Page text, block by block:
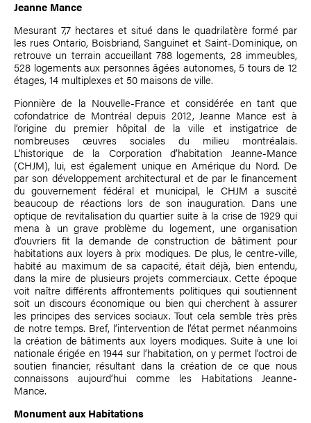
Jeanne Mance
Mesurant 7,7 hectares et situé dans le quadrilatère formé par
les rues Ontario, Boisbriand, Sanguinet et Saint-Dominique, on
retrouve un terrain accueillant 788 logements, 28 immeubles,
528 logements aux personnes âgées autonomes, 5 tours de 12
étages, 14 multiplexes et 50 maisons de ville.
Pionnière de la Nouvelle-France et considérée en tant que
cofondatrice de Montréal depuis 2012, Jeanne Mance est à
l’origine du premier hôpital de la ville et instigatrice de
nombreuses œuvres sociales du milieu montréalais.
L'historique de la Corporation d’habitation Jeanne-Mance
(CHJM), lui, est également unique en Amérique du Nord. De
par son développement architectural et de par le financement
du gouvernement fédéral et municipal, le CHJM a suscité
beaucoup de réactions lors de son inauguration. Dans une
optique de revitalisation du quartier suite à la crise de 1929 qui
mena à un grave problème du logement, une organisation
d’ouvriers fit la demande de construction de bâtiment pour
habitations aux loyers à prix modiques. De plus, le centre-ville,
habité au maximum de sa capacité, était déjà, bien entendu,
dans la mire de plusieurs projets commerciaux. Cette époque
voit naître différents affrontements politiques qui soutiennent
soit un discours économique ou bien qui cherchent à assurer
les principes des services sociaux. Tout cela semble très près
de notre temps. Bref, l’intervention de l’état permet néanmoins
la création de bâtiments aux loyers modiques. Suite à une loi
nationale érigée en 1944 sur l’habitation, on y permet l’octroi de
soutien financier, résultant dans la création de ce que nous
connaissons aujourd’hui comme les Habitations Jeanne-
Mance.
Monument aux Habitations